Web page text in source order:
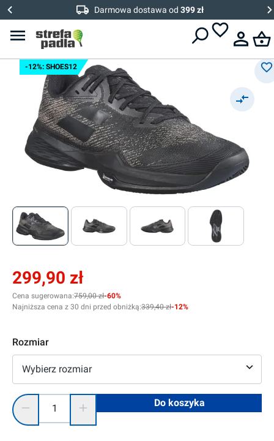
Darmowa dostawa od 399 zł
Męskie buty do padla
Babolat Jet Mach 3 Clay Men
(4)
-12%: SHOES12
299,90 zł
Cena sugerowana:759,00 zł-60%
Najniższa cena z 30 dni przed obniżką:339,40 zł-12%
Rozmiar
Wybierz rozmiar
Ilość produktu: Wprowadź żądaną ilość lub użyj
Do koszyka